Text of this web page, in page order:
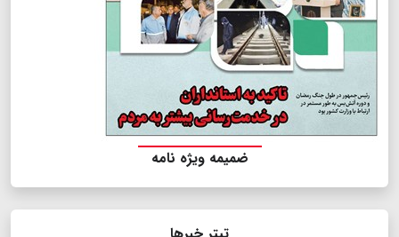
ضمیمه ویژه نامه